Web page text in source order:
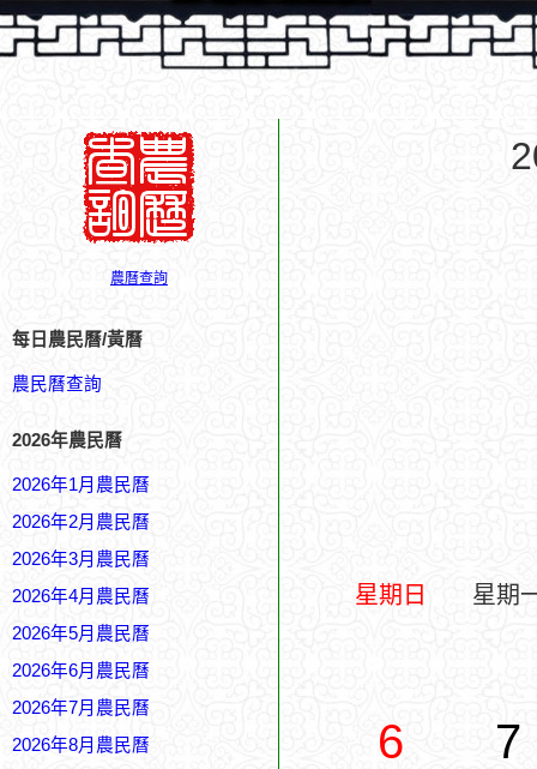
農曆查詢
每日農民曆/黃曆
農民曆查詢
2026年農民曆
2026年1月農民曆
2026年2月農民曆
2026年3月農民曆
2026年4月農民曆
2026年5月農民曆
2026年6月農民曆
2026年7月農民曆
2026年8月農民曆
星期日 星期
6 7